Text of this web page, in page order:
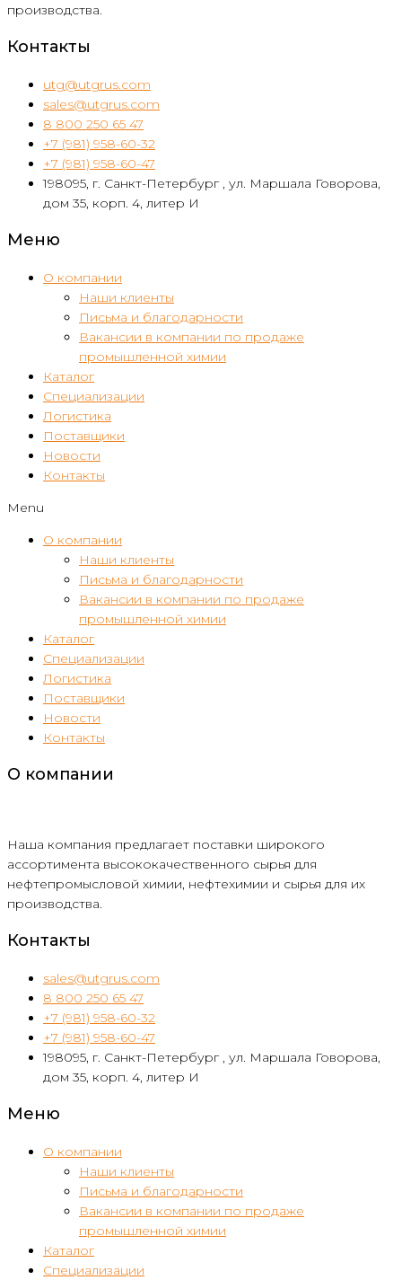
производства.
Контакты
utg@utgrus.com
sales@utgrus.com
8 800 250 65 47
+7 (981) 958-60-32
+7 (981) 958-60-47
198095, г. Санкт-Петербург , ул. Маршала Говорова,
дом 35, корп. 4, литер И
Меню
О компании
Наши клиенты
Письма и благодарности
Вакансии в компании по продаже
промышленной химии
Каталог
Специализации
Логистика
Поставщики
Новости
Контакты
Menu
О компании
Наши клиенты
Письма и благодарности
Вакансии в компании по продаже
промышленной химии
Каталог
Специализации
Логистика
Поставщики
Новости
Контакты
О компании
Наша компания предлагает поставки широкого
ассортимента высококачественного сырья для
нефтепромысловой химии, нефтехимии и сырья для их
производства.
Контакты
sales@utgrus.com
8 800 250 65 47
+7 (981) 958-60-32
+7 (981) 958-60-47
198095, г. Санкт-Петербург , ул. Маршала Говорова,
дом 35, корп. 4, литер И
Меню
О компании
Наши клиенты
Письма и благодарности
Вакансии в компании по продаже
промышленной химии
Каталог
Специализации